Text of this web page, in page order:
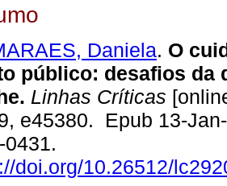
Daniela. O
público: desafios da
Linhas Críticas
e45380. Epub 13-
0431.
doi.org/10.26512/